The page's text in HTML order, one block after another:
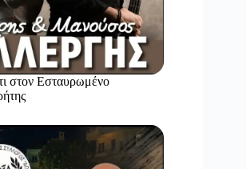
στον Εσταυρωμένο